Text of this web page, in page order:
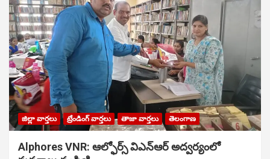
జిల్లా వార్తలు ట్రేండింగ్ వార్తలు తాజా వార్తలు తెలంగాణ
Alphores VNR: ఆల్ఫోర్స్ విఎన్ఆర్ అద్వర్యంలో